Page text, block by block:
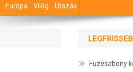
Európa Világ Utazás
Füzesabony